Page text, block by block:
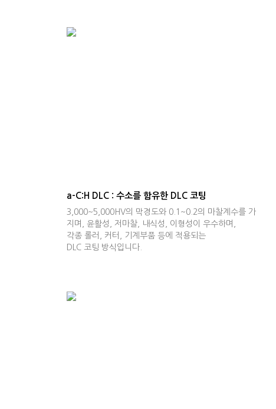
a-C:H DLC : 수소를 함유한 DLC 코팅
3,000~5,000HV의 막경도와 0.1~0.2의 마찰계수를 가
지며, 윤활성, 저마찰, 내식성, 이형성이 우수하며,
각종 롤러, 커터, 기계부품 등에 적용되는
DLC 코팅 방식입니다.